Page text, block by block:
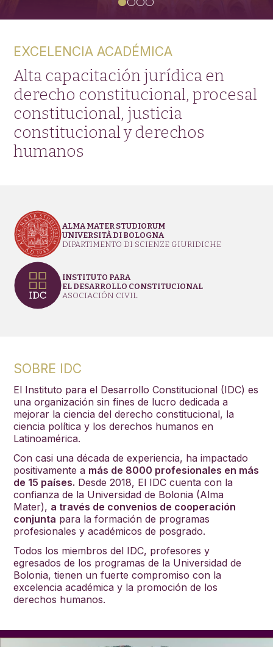
EXCELENCIA ACADÉMICA
Alta capacitación jurídica en
derecho constitucional, procesal
constitucional, justicia
constitucional y derechos
humanos
ALMA MATER STUDIORUM
UNIVERSITÀ DI BOLOGNA
DIPARTIMENTO DI SCIENZE GIURIDICHE
INSTITUTO PARA
EL DESARROLLO CONSTITUCIONAL
ASOCIACIÓN CIVIL
SOBRE IDC
El Instituto para el Desarrollo Constitucional (IDC) es
una organización sin fines de lucro dedicada a
mejorar la ciencia del derecho constitucional, la
ciencia política y los derechos humanos en
Latinoamérica.
Con casi una década de experiencia, ha impactado
positivamente a más de 8000 profesionales en más
de 15 países. Desde 2018, El IDC cuenta con la
confianza de la Universidad de Bolonia (Alma
Mater), a través de convenios de cooperación
conjunta para la formación de programas
profesionales y académicos de posgrado.
Todos los miembros del IDC, profesores y
egresados de los programas de la Universidad de
Bolonia, tienen un fuerte compromiso con la
excelencia académica y la promoción de los
derechos humanos.